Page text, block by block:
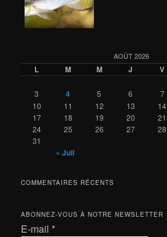
AOÛT 2026
L M M J V
3
4 5 6 7
10
11 12 13 14
17
18 19 20 21
24
25 26 27 28
31
« Juil
COMMENTAIRES RÉCENTS
ABONNEZ-VOUS À NOTRE NEWSLETTER
E-mail *